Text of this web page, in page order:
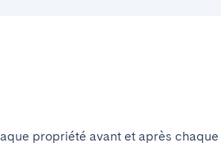
propriété avant et après chaque